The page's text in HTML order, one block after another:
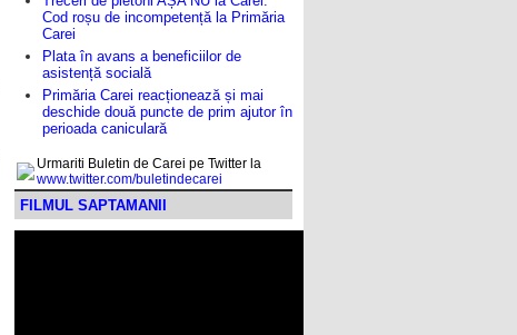
Cod roșu de incompetență la Primăria
Carei
Plata în avans a beneficiilor de
asistență socială
Primăria Carei reacționează și mai
deschide două puncte de prim ajutor în
perioada caniculară
Urmariti Buletin de Carei pe Twitter la
www.twitter.com/buletindecarei
FILMUL SAPTAMANII